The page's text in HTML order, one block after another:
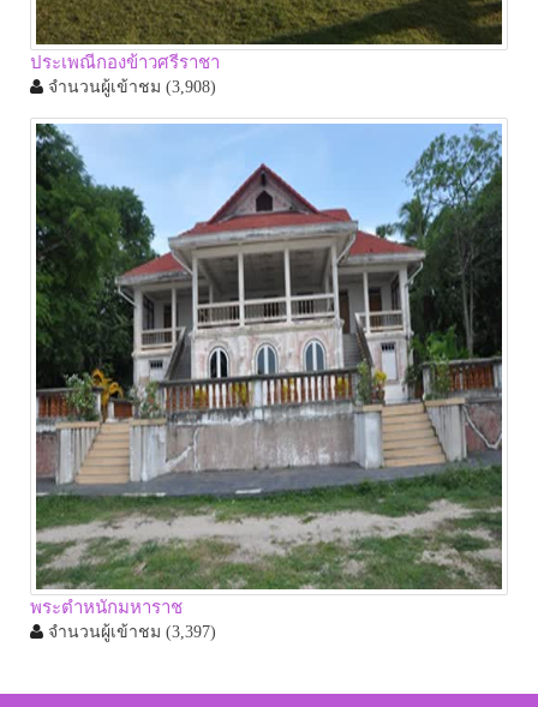
ประเพณีกองข้าวศรีราชา
จำนวนผู้เข้าชม (3,908)
พระตำหนักมหาราช
จำนวนผู้เข้าชม (3,397)